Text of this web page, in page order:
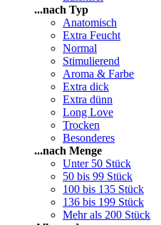
...nach Typ
Anatomisch
Extra Feucht
Normal
Stimulierend
Aroma & Farbe
Extra dick
Extra dünn
Long Love
Trocken
Besonderes
...nach Menge
Unter 50 Stück
50 bis 99 Stück
100 bis 135 Stück
136 bis 199 Stück
Mehr als 200 Stück